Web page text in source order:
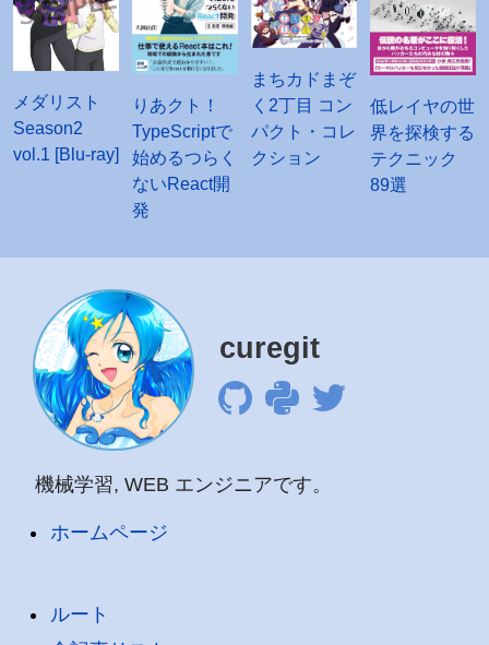
メダリスト
Season2
vol.1 [Blu-ray]
りあクト！
TypeScriptで
始めるつらく
ないReact開
発
まちカドまぞ
く2丁目 コン
パクト・コレ
クション
低レイヤの世
界を探検する
テクニック
89選
curegit
機械学習, WEB エンジニアです。
ホームページ
ルート